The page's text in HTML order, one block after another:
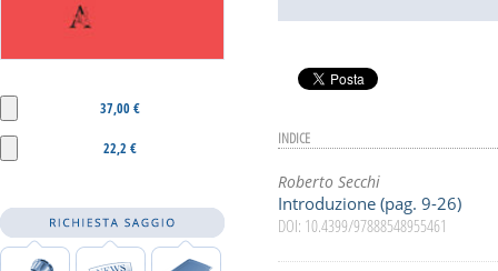
37,00 €
22,2 €
INDICE
Roberto Secchi
Introduzione (pag. 9-26)
DOI: 10.4399/97888548955461